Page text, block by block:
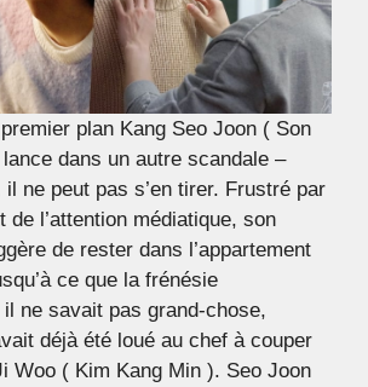
plan Kang Seo Joon ( Son
dans un autre scandale –
ne peut pas s’en tirer. Frustré par
de l’attention médiatique, son
de rester dans l’appartement
ce que la frénésie
il ne savait pas grand-chose,
déjà été loué au chef à couper
Woo ( Kim Kang Min ). Seo Joon